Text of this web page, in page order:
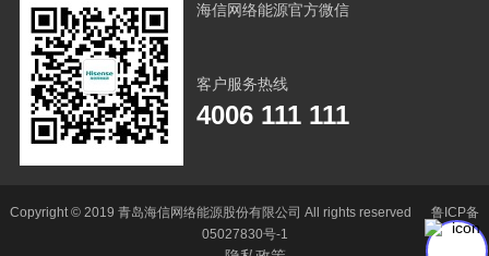
海信网络能源官方微信
客户服务热线
4006 111 111
Copyright © 2019 青岛海信网络能源股份有限公司 All rights reserved 鲁ICP备
05027830号-1